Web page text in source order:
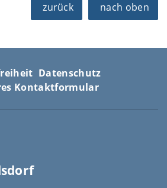
zurück nach oben
Datenschutz
Kontaktformular